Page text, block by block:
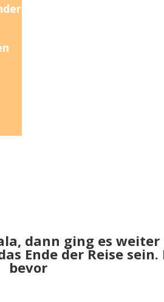
dann ging es
Ende der Reise
bevor